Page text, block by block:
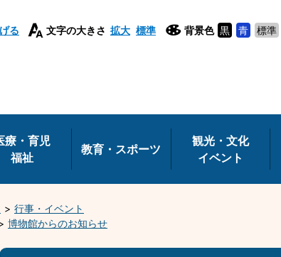
る 文字の大きさ 拡大 標準 背景色 黒 青 標準
療・育児
福祉
教育・スポーツ
観光・文化
イベント
行事・イベント
博物館からのお知らせ